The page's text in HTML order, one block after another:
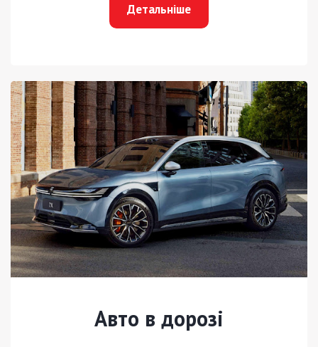
Детальніше
Авто в дорозі